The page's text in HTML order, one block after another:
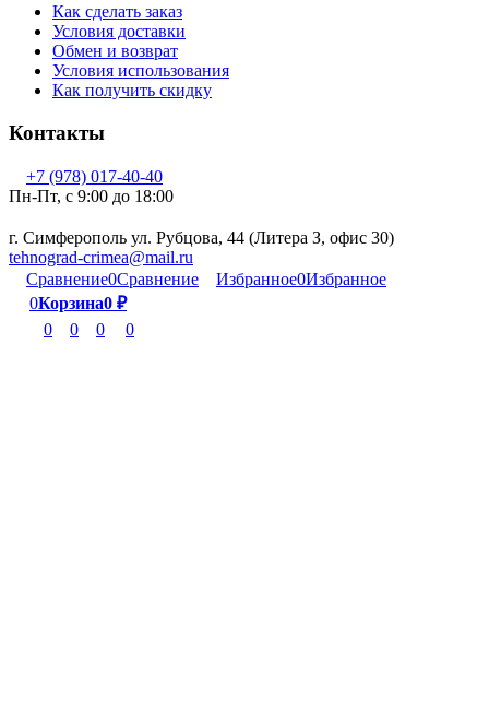
Как сделать заказ
Условия доставки
Обмен и возврат
Условия использования
Как получить скидку
Контакты
+7 (978) 017-40-40
Пн-Пт, c 9:00 до 18:00
г. Симферополь ул. Рубцова, 44 (Литера З, офис 30)
tehnograd-crimea@mail.ru
Сравнение0Сравнение Избранное0Избранное
0Корзина0 ₽
0
0 0 0